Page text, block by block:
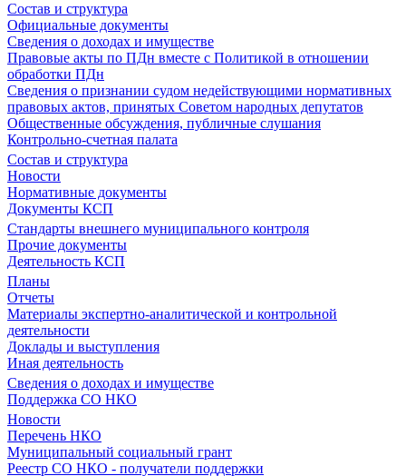
Состав и структура
Официальные документы
Сведения о доходах и имуществе
Правовые акты по ПДн вместе с Политикой в отношении
обработки ПДн
Сведения о признании судом недействующими нормативных
правовых актов, принятых Советом народных депутатов
Общественные обсуждения, публичные слушания
Контрольно-счетная палата
Состав и структура
Новости
Нормативные документы
Документы КСП
Стандарты внешнего муниципального контроля
Прочие документы
Деятельность КСП
Планы
Отчеты
Материалы экспертно-аналитической и контрольной
деятельности
Доклады и выступления
Иная деятельность
Сведения о доходах и имуществе
Поддержка СО НКО
Новости
Перечень НКО
Муниципальный социальный грант
Реестр СО НКО - получатели поддержки